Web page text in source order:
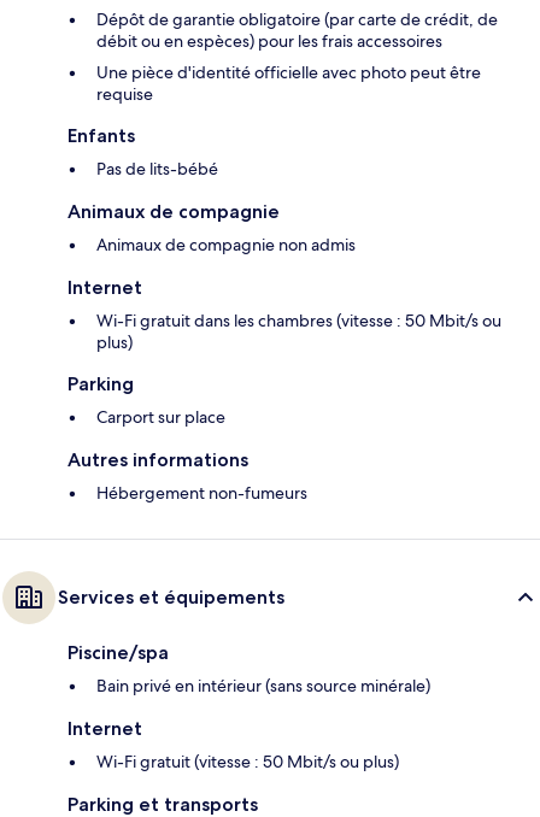
Dépôt de garantie obligatoire (par carte de crédit, de
débit ou en espèces) pour les frais accessoires
Une pièce d'identité officielle avec photo peut être
requise
Enfants
Pas de lits-bébé
Animaux de compagnie
Animaux de compagnie non admis
Internet
Wi-Fi gratuit dans les chambres (vitesse : 50 Mbit/s ou
plus)
Parking
Carport sur place
Autres informations
Hébergement non-fumeurs
Services et équipements
Piscine/spa
Bain privé en intérieur (sans source minérale)
Internet
Wi-Fi gratuit (vitesse : 50 Mbit/s ou plus)
Parking et transports